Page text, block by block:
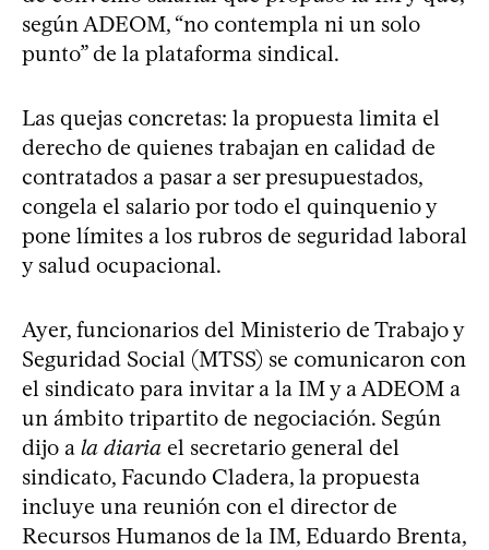
según ADEOM, “no contempla ni un solo
punto” de la plataforma sindical.
Las quejas concretas: la propuesta limita el
derecho de quienes trabajan en calidad de
contratados a pasar a ser presupuestados,
congela el salario por todo el quinquenio y
pone límites a los rubros de seguridad laboral
y salud ocupacional.
Ayer, funcionarios del Ministerio de Trabajo y
Seguridad Social (MTSS) se comunicaron con
el sindicato para invitar a la IM y a ADEOM a
un ámbito tripartito de negociación. Según
dijo a la diaria el secretario general del
sindicato, Facundo Cladera, la propuesta
incluye una reunión con el director de
Recursos Humanos de la IM, Eduardo Brenta,